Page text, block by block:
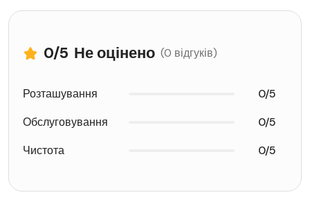
0/5 Не оцінено (0 відгуків)
Розташування
0/5
Обслуговування
0/5
Чистота
0/5